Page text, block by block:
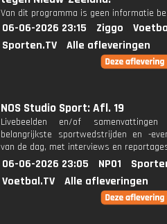
Van dit programma is geen informatie
06-06-2026 23:15 Ziggo
Sporten.TV
Alle afleveringen
NOS Studio Sport: Afl. 19
Livebeelden en/of
belangrijkste sportwedstrijden en -
van de dag, met interviews en
06-06-2026 23:05 NPO1
Voetbal.TV
Alle afleveringen